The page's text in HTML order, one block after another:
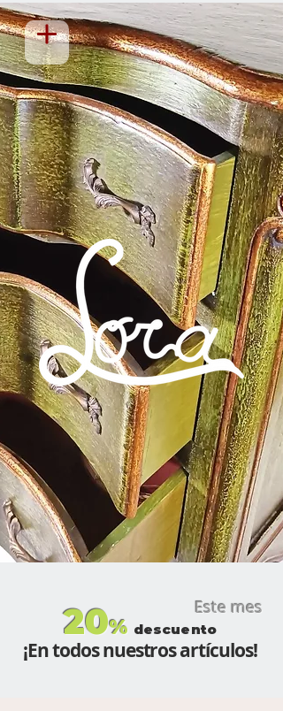
Este mes
20% descuento
¡En todos nuestros artículos!